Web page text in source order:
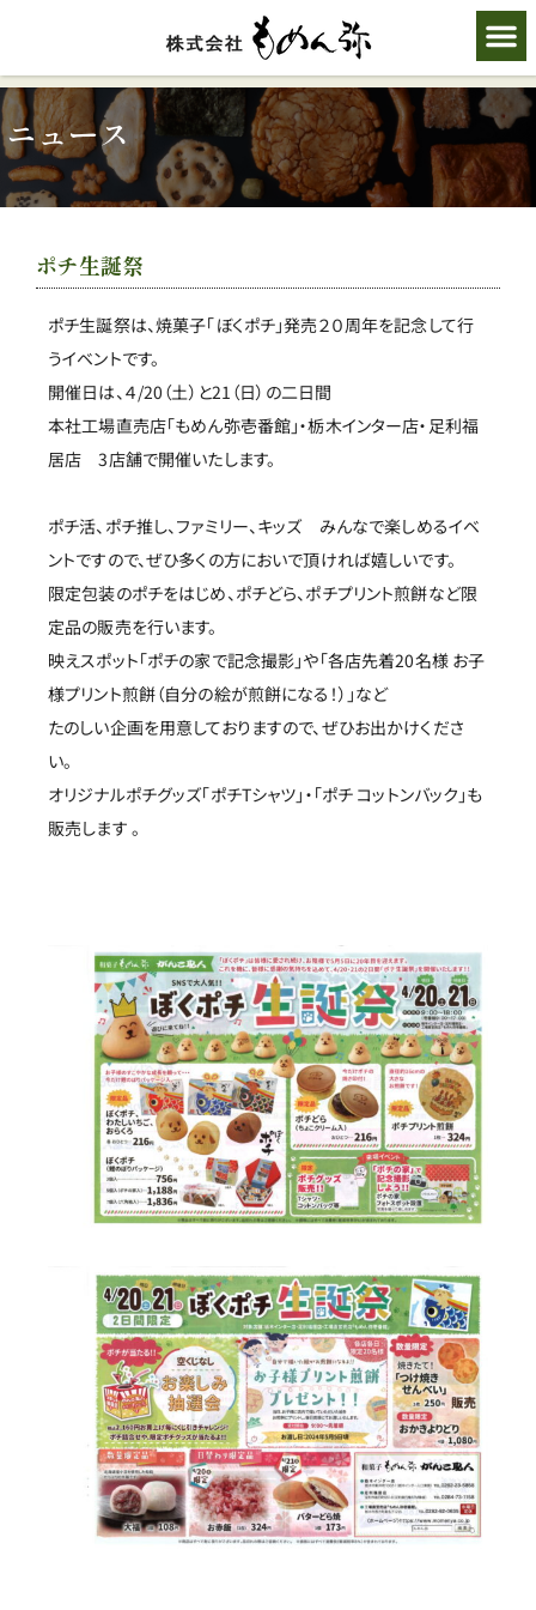
ニュース
ポチ生誕祭
ポチ生誕祭は、焼菓子「ぼくポチ」発売２０周年を記念して行
うイベントです。
開催日は、４/20（土）と21（日）の二日間
本社工場直売店「もめん弥壱番館」・栃木インター店・足利福
居店 3店舗で開催いたします。
ポチ活、ポチ推し、ファミリー、キッズ みんなで楽しめるイベ
ントですので、ぜひ多くの方においで頂ければ嬉しいです。
限定包装のポチをはじめ、ポチどら、ポチプリント煎餅など限
定品の販売を行います。
映えスポット「ポチの家で記念撮影」や「各店先着20名様 お子
様プリント煎餅（自分の絵が煎餅になる！）」など
たのしい企画を用意しておりますので、ぜひお出かけくださ
い。
オリジナルポチグッズ「ポチTシャツ」・「ポチ コットンバック」も
販売します 。